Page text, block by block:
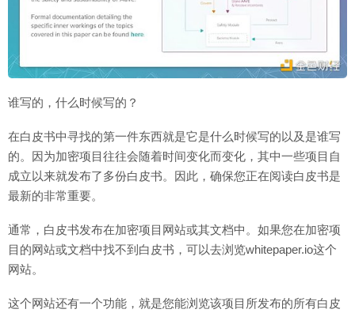
谁写的，什么时候写的？
在白皮书中寻找的第一件东西就是它是什么时候写的以及是谁写
的。因为加密项目往往会随着时间变化而变化，其中一些项目自
成立以来就发布了多份白皮书。因此，确保您正在阅读白皮书是
最新的非常重要。
通常，白皮书发布在加密项目网站或其文档中。如果您在加密项
目的网站或文档中找不到白皮书，可以去浏览whitepaper.io这个
网站。
这个网站还有一个功能，就是您能浏览该项目所发布的所有白皮